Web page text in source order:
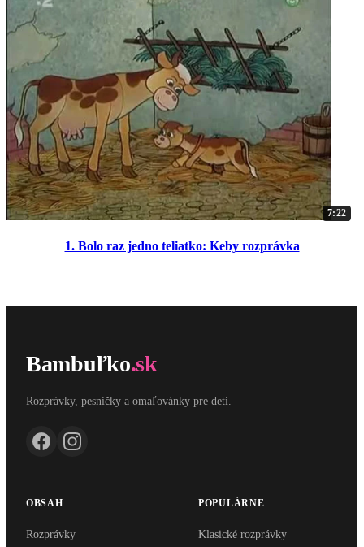
7:22
1. Bolo raz jedno teliatko: Keby rozprávka
Bambuľko.sk
Rozprávky, pesničky a omaľovánky pre deti.
OBSAH
Rozprávky
POPULÁRNE
Klasické rozprávky